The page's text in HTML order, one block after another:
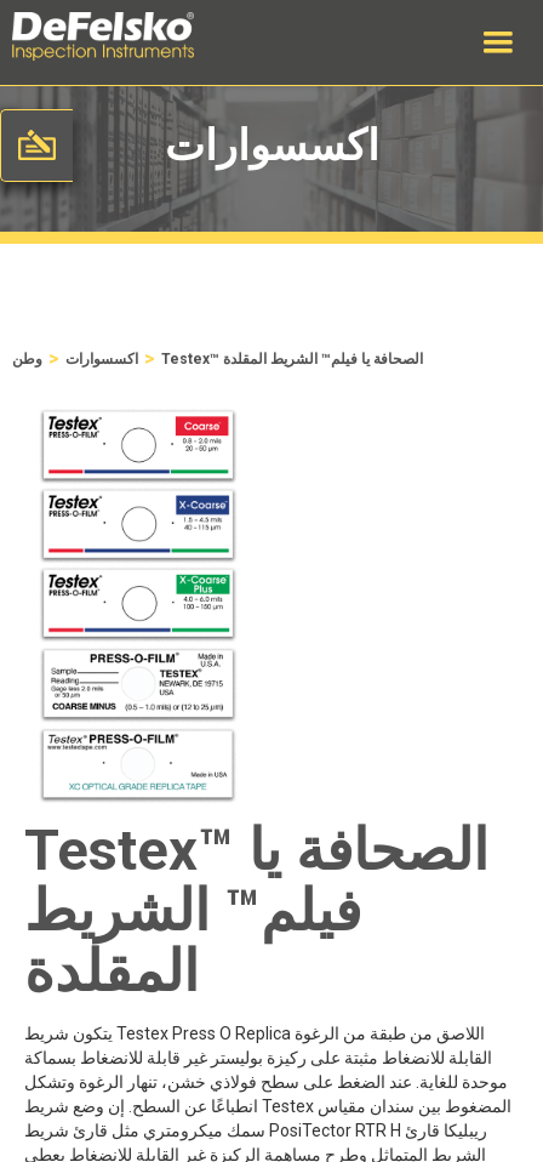
اكسسوارات
وطن > اكسسوارات > Testex™ الصحافة يا فيلم™ الشريط المقلدة
Testex™ الصحافة يا
فيلم™ الشريط
المقلدة
يتكون شريط Testex Press O Replica اللاصق من طبقة من الرغوة
القابلة للانضغاط مثبتة على ركيزة بوليستر غير قابلة للانضغاط بسماكة
موحدة للغاية. عند الضغط على سطح فولاذي خشن، تنهار الرغوة وتشكل
انطباعًا عن السطح. إن وضع شريط Testex المضغوط بين سندان مقياس
سمك ميكرومتري مثل قارئ شريط PosiTector RTR H ريبليكا قارئ
الشريط المتماثل وطرح مساهمة الركيزة غير القابلة للانضغاط يعطي